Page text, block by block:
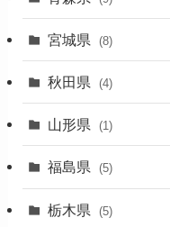
(2)
(1)
(1)
宮城県 (8)
秋田県 (4)
山形県 (1)
福島県 (5)
栃木県 (5)